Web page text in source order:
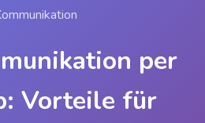
per
Vorteile für